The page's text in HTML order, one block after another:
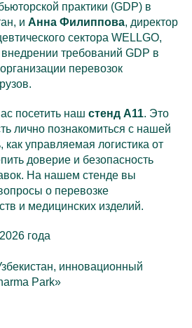
практики (GDP) в
и Анна Филиппова, директор
сектора WELLGO,
внедрении требований GDP в
перевозок
посетить наш стенд A11. Это
лично познакомиться с нашей
как управляемая логистика от
доверие и безопасность
На нашем стенде вы
о перевозке
и медицинских изделий.
года
инновационный
Park»